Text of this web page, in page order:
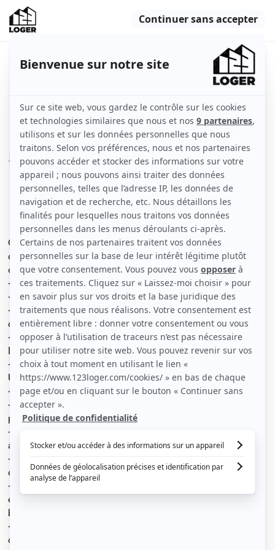
chaleureux et lumineux
Chambre 68 m2
Voir les caractéristiques
Colocation à Cergy de 3 personnes - 1 chambre
disponible à partir du 10/01/2026 - Loyer 550€ charges
comprises
· Appartement meublé, chaleureux et très lumineux
· 2 étudiantes occupent les 2 autres chambres
· Très bien situé dans un secteur très calme, sécurisé, et
donnant directement sur un grand parc (cf. photos)
· Refait à neuf récemment
Localisation :
· A 5 min à pied de l’ENSEA et de CY Cergy Paris
Université, à 8min de l’EISTI et à 10min à pied de l’ESSEC
· A 5min de l’A15
· Toutes les chambres ont une vue directe sur un grand
parc (cf. photos)
· L’appartement est situé au 4e et dernier étage avec
ascenseur
· Les 3 chambres entièrement équipées et bien
décorées.
· Chaque chambre comprend des rangements +
équipements neufs : lit double, linge de lit de qualité,
bibliothèque et table de chevet
· Salon avec une smart TV (Netflix peut être fourni) +
canapé + table à manger de 4 à 6 personnes